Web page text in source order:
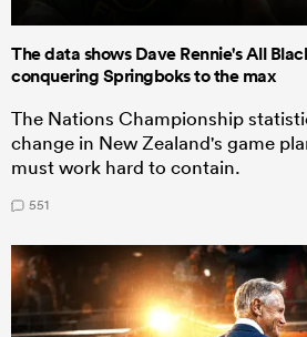
The data shows Dave Rennie's All
conquering Springboks to the max
The Nations Championship
change in New Zealand's game
must work hard to contain.
551